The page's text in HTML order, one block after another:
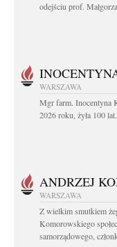
odejściu prof.
WARSZAWA
Mgr farm. Inocentyna
2026 roku, żyła 100
ANDRZEJ
WARSZAWA
Z wielkim smutkiem
Komorowskiego
samorządowego,